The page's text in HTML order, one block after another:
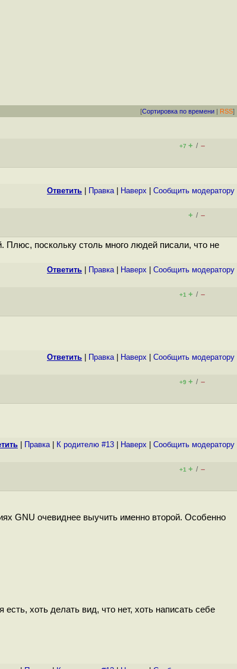
[Сортировка по времени | RSS]
+7 + / –
Ответить Правка| Наверх Cообщить модератору
+ / –
Плюс, поскольку столь много людей писали, что не
Ответить Правка| Наверх Cообщить модератору
+1 + / –
Ответить Правка| Наверх Cообщить модератору
+9 + / –
Правка| К родителю #13 Наверх Cообщить модератору
+1 + / –
GNU очевиднее выучить именно второй. Особенно
хоть делать вид, что нет, хоть написать себе